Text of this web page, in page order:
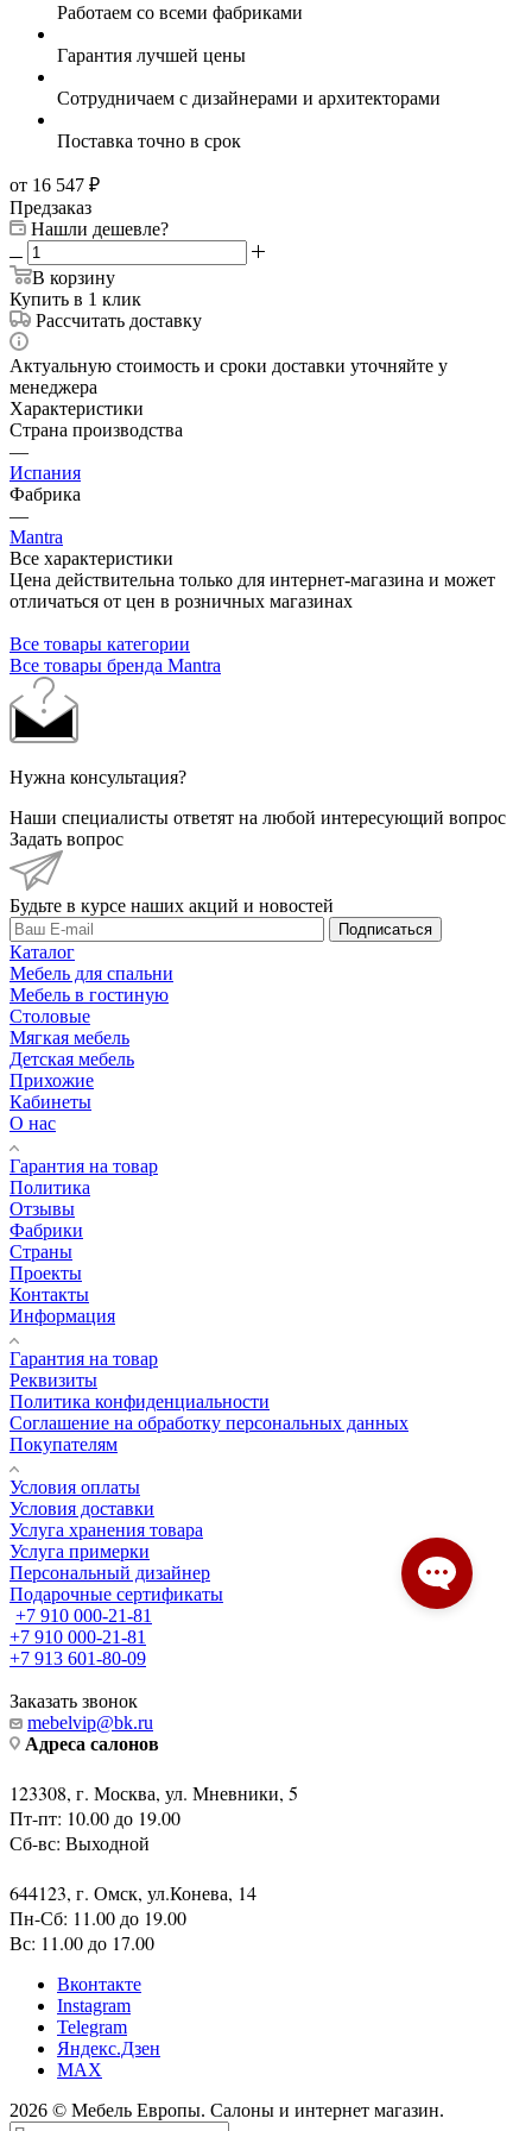
Работаем со всеми фабриками
Гарантия лучшей цены
Сотрудничаем с дизайнерами и архитекторами
Поставка точно в срок
от 16 547 ₽
Предзаказ
Нашли дешевле?
В корзину
Купить в 1 клик
Рассчитать доставку
Актуальную стоимость и сроки доставки уточняйте у
менеджера
Характеристики
Страна производства
—
Испания
Фабрика
—
Mantra
Все характеристики
Цена действительна только для интернет-магазина и может
отличаться от цен в розничных магазинах
Все товары категории
Все товары бренда Mantra
Нужна консультация?
Наши специалисты ответят на любой интересующий вопрос
Задать вопрос
Будьте в курсе наших акций и новостей
Подписаться
Каталог
Мебель для спальни
Мебель в гостиную
Столовые
Мягкая мебель
Детская мебель
Прихожие
Кабинеты
О нас
Гарантия на товар
Политика
Отзывы
Фабрики
Страны
Проекты
Контакты
Информация
Гарантия на товар
Реквизиты
Политика конфиденциальности
Соглашение на обработку персональных данных
Покупателям
Условия оплаты
Условия доставки
Услуга хранения товара
Услуга примерки
Персональный дизайнер
Подарочные сертификаты
+7 910 000-21-81
+7 910 000-21-81
+7 913 601-80-09
Заказать звонок
mebelvip@bk.ru
Адреса салонов
123308, г. Москва, ул. Мневники, 5
Пт-пт: 10.00 до 19.00
Сб-вс: Выходной
644123, г. Омск, ул.Конева, 14
Пн-Сб: 11.00 до 19.00
Вс: 11.00 до 17.00
Вконтакте
Instagram
Telegram
Яндекс.Дзен
MAX
2026 © Мебель Европы. Салоны и интернет магазин.